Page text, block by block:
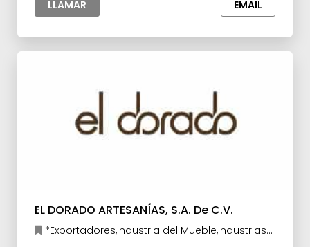
LLAMAR EMAIL
EL DORADO ARTESANÍAS, S.A. De C.V.
*Exportadores,Industria del Mueble,Industrias